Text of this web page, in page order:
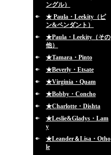
ングル）
★ Paula・Leekity（ピ
ン&ペンダント）
★Paula・Leekity（その
他）
★Tamara・Pinto
★Beverly・Etsate
★Virginia・Quam
★Bobby・Concho
★Charlotte・Dishta
★Leslie&Gladys・Lam
y
★Leander＆Lisa・Otho
le